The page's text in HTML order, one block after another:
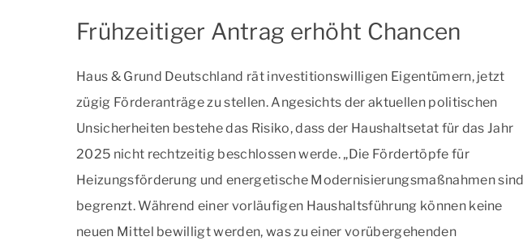
Frühzeitiger Antrag erhöht Chancen
Haus & Grund Deutschland rät investitionswilligen Eigentümern, jetzt
zügig Förderanträge zu stellen. Angesichts der aktuellen politischen
Unsicherheiten bestehe das Risiko, dass der Haushaltsetat für das Jahr
2025 nicht rechtzeitig beschlossen werde. „Die Fördertöpfe für
Heizungsförderung und energetische Modernisierungsmaßnahmen sind
begrenzt. Während einer vorläufigen Haushaltsführung können keine
neuen Mittel bewilligt werden, was zu einer vorübergehenden